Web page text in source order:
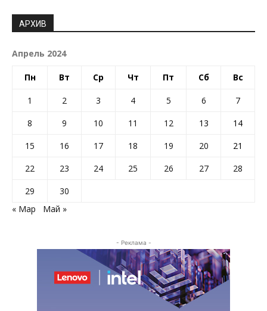
АРХИВ
Апрель 2024
Пн Вт Ср Чт Пт Сб Вс
1 2 3 4 5 6
7
8
9 10 11 12 13
14
15
16 17 18 19 20
21
22
23 24 25 26 27
28
29
30
« Мар
Май »
- Реклама -